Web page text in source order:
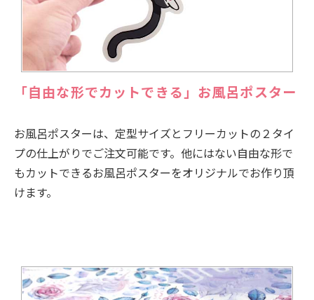
「自由な形でカットできる」お風呂ポスター
お風呂ポスターは、定型サイズとフリーカットの２タイ
プの仕上がりでご注文可能です。他にはない自由な形で
もカットできるお風呂ポスターをオリジナルでお作り頂
けます。